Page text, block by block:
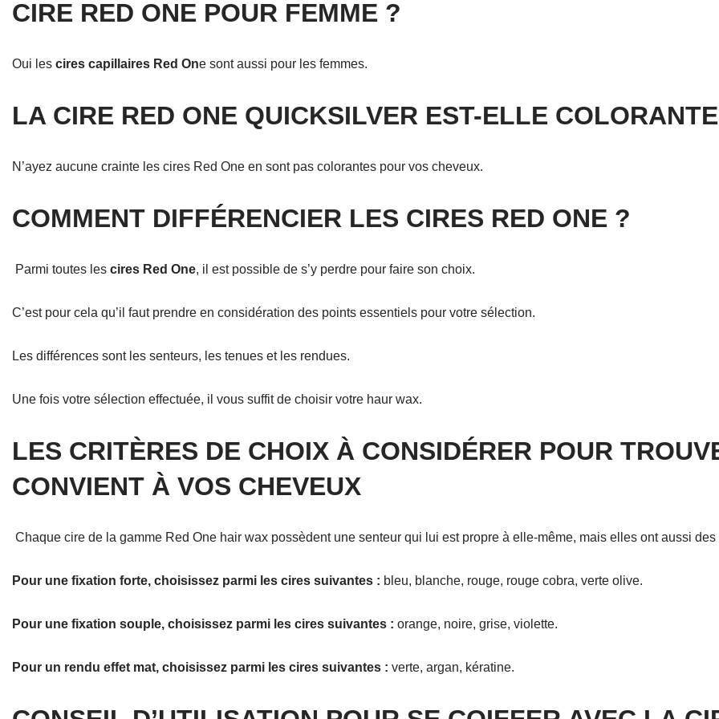
CIRE RED ONE POUR FEMME ?
Oui les cires capillaires Red One sont aussi pour les femmes.
LA CIRE RED ONE QUICKSILVER EST-ELLE
N’ayez aucune crainte les cires Red One en sont pas colorantes pour vos cheveux.
COMMENT DIFFÉRENCIER LES CIRES RED ONE ?
Parmi toutes les cires Red One, il est possible de s’y perdre pour faire son choix.
C’est pour cela qu’il faut prendre en considération des points essentiels pour votre sélection.
Les différences sont les senteurs, les tenues et les rendues.
Une fois votre sélection effectuée, il vous suffit de choisir votre haur wax.
LES CRITÈRES DE CHOIX À CONSIDÉRER POUR
CONVIENT À VOS CHEVEUX
Chaque cire de la gamme Red One hair wax possèdent une senteur qui lui est propre à elle-même, mais elles ont aussi
Pour une fixation forte, choisissez parmi les cires suivantes : bleu, blanche, rouge, rouge cobra, verte olive.
Pour une fixation souple, choisissez parmi les cires suivantes : orange, noire, grise, violette.
Pour un rendu effet mat, choisissez parmi les cires suivantes : verte, argan, kératine.